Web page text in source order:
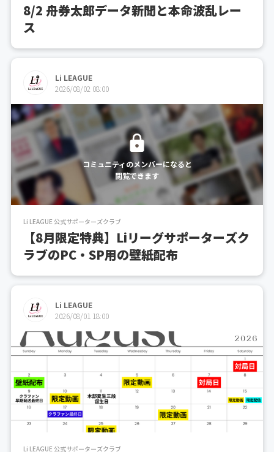
8/2 舟券太郎データ新聞と本命波乱レー
ス
Li LEAGUE
2026/08/02 08:00
コミュニティのメンバーになると
閲覧できます
Li LEAGUE 公式サポーターズクラブ
【8月限定特典】Liリーグサポーターズク
ラブのPC・SP用の壁紙配布
Li LEAGUE
2026/08/01 18:00
Li LEAGUE 公式サポーターズクラブ